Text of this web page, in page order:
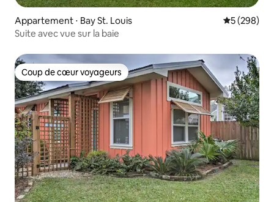
Appartement ⋅ Bay St. Louis Évaluation
5 (298)
Suite avec vue sur la baie
Coup de cœur voyageurs
Coup de cœur voyageurs